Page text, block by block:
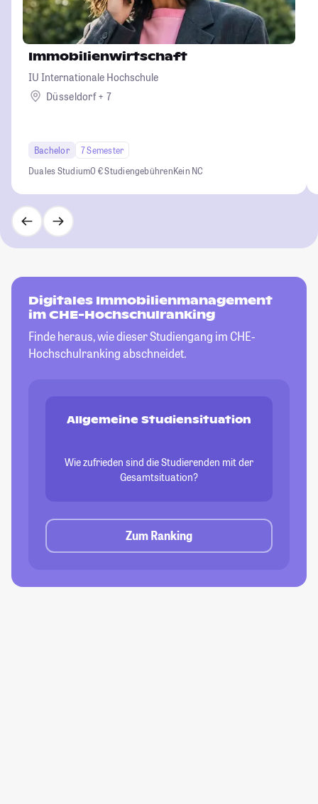
Immobilienwirtschaft
IU Internationale Hochschule
Düsseldorf + 7
Bachelor
7 Semester
Duales Studium0 € StudiengebührenKein NC
Digitales Immobilienmanagement
im CHE-Hochschulranking
Finde heraus, wie dieser Studiengang im CHE-
Hochschulranking abschneidet.
Allgemeine Studiensituation
Wie zufrieden sind die Studierenden mit der
Gesamtsituation?
Zum Ranking